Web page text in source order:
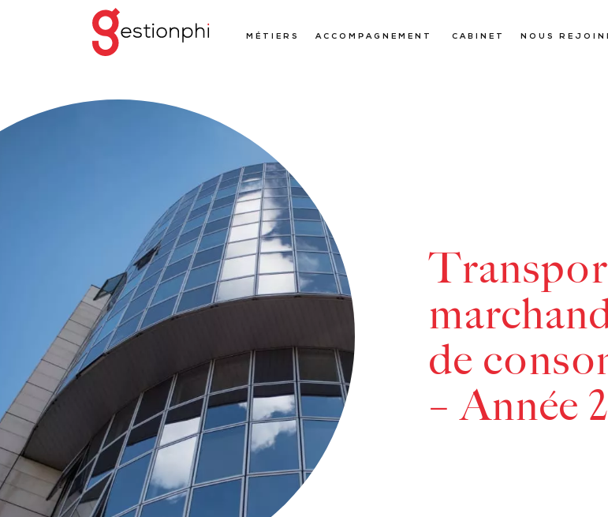
MÉTIERS ACCOMPAGNEMENT CABINET NOUS
de
– Année